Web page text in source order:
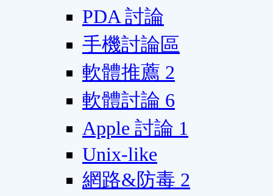
PDA 討論
手機討論區
軟體推薦 2
軟體討論 6
Apple 討論 1
Unix-like
網路&防毒 2